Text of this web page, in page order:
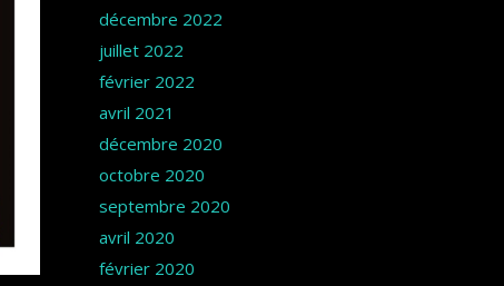
décembre 2022
juillet 2022
février 2022
avril 2021
décembre 2020
octobre 2020
septembre 2020
avril 2020
février 2020